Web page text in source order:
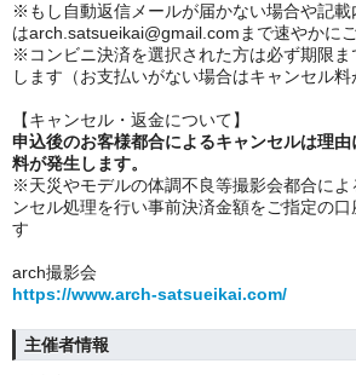
※もし自動返信メールが届かない場合や記載
はarch.satsueikai@gmail.com まで速やかに
※コンビニ決済を選択された方は必ず期限
します（お支払いがない場合はキャンセル料
【キャンセル・返金について】
申込後のお客様都合によるキャンセルは理
料が発生します。
※天災やモデルの体調不良等撮影会都合によ
ンセル処理を行い事前決済金額をご指定の
す
arch撮影会
https://www.arch-satsueikai.com/
主催者情報